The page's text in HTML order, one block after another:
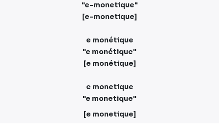
"e-monetique"
[e-monetique]
e monétique
"e monétique"
[e monétique]
e monetique
"e monetique"
[e monetique]